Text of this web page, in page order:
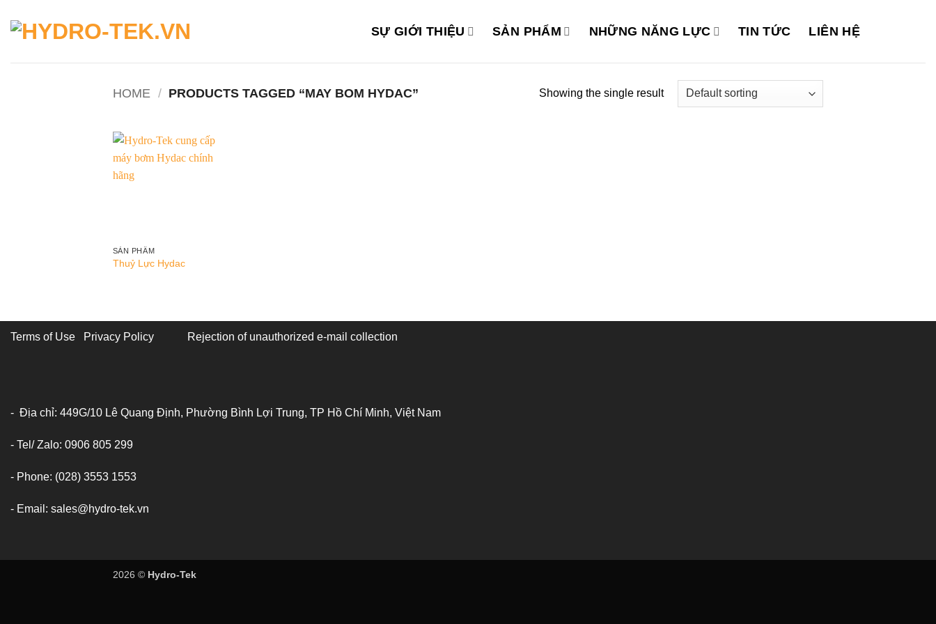
content
SỰ GIỚI THIỆU SẢN PHẨM NHỮNG NĂNG LỰC TIN TỨC LIÊN HỆ
HOME / PRODUCTS TAGGED “MAY BOM HYDAC” Showing the single result
SẢN PHẨM
Thuỷ Lực Hydac
Terms of Use Privacy Policy Rejection of unauthorized e-mail collection
- Địa chỉ: 449G/10 Lê Quang Định, Phường Bình Lợi Trung, TP Hồ Chí Minh, Việt Nam
- Tel/ Zalo: 0906 805 299
- Phone: (028) 3553 1553
- Email: sales@hydro-tek.vn
2026 © Hydro-Tek